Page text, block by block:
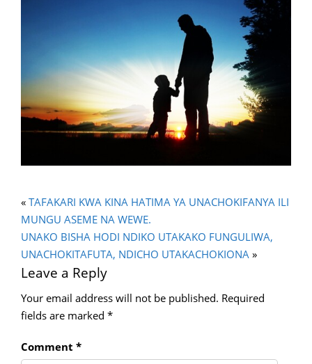
« TAFAKARI KWA KINA HATIMA YA UNACHOKIFANYA ILI
MUNGU ASEME NA WEWE.
UNAKO BISHA HODI NDIKO UTAKAKO FUNGULIWA,
UNACHOKITAFUTA, NDICHO UTAKACHOKIONA »
Leave a Reply
Your email address will not be published. Required
fields are marked *
Comment *